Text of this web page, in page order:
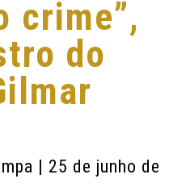
crime”,
do
| 25 de junho de